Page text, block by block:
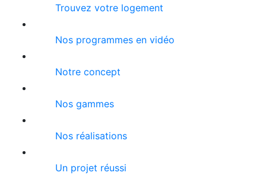
Trouvez votre logement
Nos programmes en vidéo
Notre concept
Nos gammes
Nos réalisations
Un projet réussi